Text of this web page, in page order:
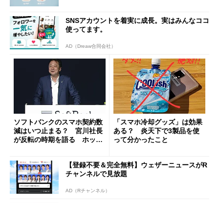
SNSアカウントを着実に成長。実はみんなココ
使ってます。
AD（Dreaw合同会社）
ソフトバンクのスマホ契約数
減はいつ止まる？ 宮川社長
が反転の時期を語る ホッピ
「スマホ冷却グッズ」は効果
ある？ 炎天下で3製品を使
って分かったこと
【登録不要＆完全無料】ウェザーニュースがR
チャンネルで見放題
AD（Rチャンネル）